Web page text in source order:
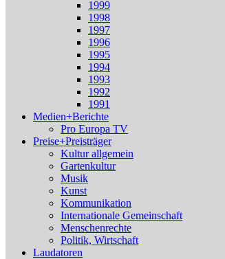
1999
1998
1997
1996
1995
1994
1993
1992
1991
Medien+Berichte
Pro Europa TV
Preise+Preisträger
Kultur allgemein
Gartenkultur
Musik
Kunst
Kommunikation
Internationale Gemeinschaft
Menschenrechte
Politik, Wirtschaft
Laudatoren